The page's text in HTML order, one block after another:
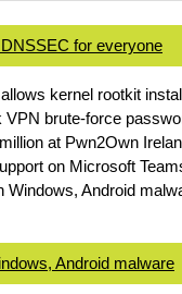
for everyone
kernel rootkit
brute-force
at Pwn2Own
on Microsoft
Android
Android malware